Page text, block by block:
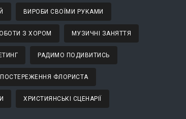
ВИРОБИ СВОЇМИ РУКАМИ
З ХОРОМ МУЗИЧНІ ЗАНЯТТЯ
РАДИМО ПОДИВИТИСЬ
ФЛОРИСТА
ХРИСТИЯНСЬКІ СЦЕНАРІЇ